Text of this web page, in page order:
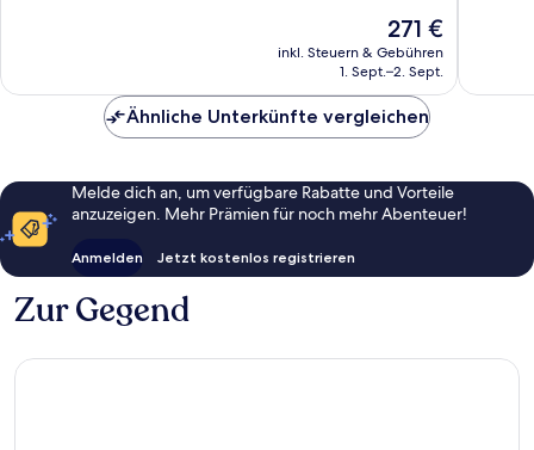
Bewertungen
Der
Preis
beträgt
271 €
inkl. Steuern & Gebühren
1. Sept.–2. Sept.
Ähnliche Unterkünfte vergleichen
Melde dich an, um verfügbare Rabatte und Vorteile
anzuzeigen. Mehr Prämien für noch mehr Abenteuer!
Anmelden Jetzt kostenlos registrieren
Zur Gegend